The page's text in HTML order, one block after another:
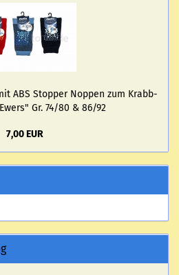
ABS Stop­per Nop­pen zum Krabb­
Gr. 74/80 & 86/92
7,00 EUR